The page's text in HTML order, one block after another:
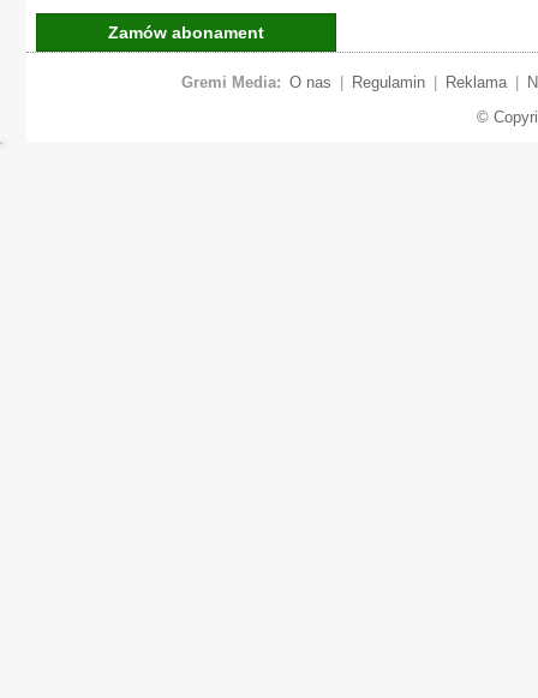
Zamów abonament
Gremi Media: O nas Regulamin Reklama
©